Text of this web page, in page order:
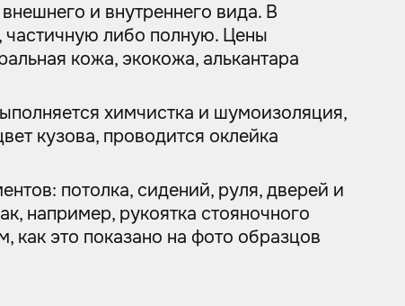
и внутреннего вида. В
частичную либо полную. Цены
кожа, экокожа, алькантара
химчистка и шумоизоляция,
кузова, проводится оклейка
потолка, сидений, руля, дверей и
например, рукоятка стояночного
это показано на фото образцов